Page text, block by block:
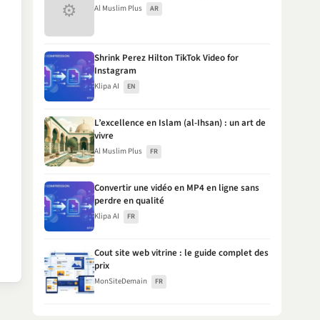
⚙ Al Muslim Plus AR
Shrink Perez Hilton TikTok Video for
Instagram
Klipa AI EN
L’excellence en Islam (al-Ihsan) : un art de
vivre
Al Muslim Plus FR
Convertir une vidéo en MP4 en ligne sans
perdre en qualité
Klipa AI FR
Cout site web vitrine : le guide complet des
prix
MonSiteDemain FR